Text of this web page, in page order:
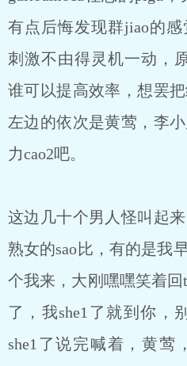
有点后悔发现群jiao的感
刺激不由得灵机一动，
谁可以提高效率，想罢
左边的依次是黄莺，李
力cao2吧。
这边几十个男人怪叫起
熟女的sao比，有的是我
个我来，大刚嘿嘿笑着
了，我she1了就到你，
she1了说完喊着，黄莺